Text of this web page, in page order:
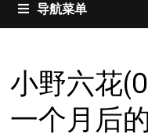
导航菜单
小野六花
一个月后